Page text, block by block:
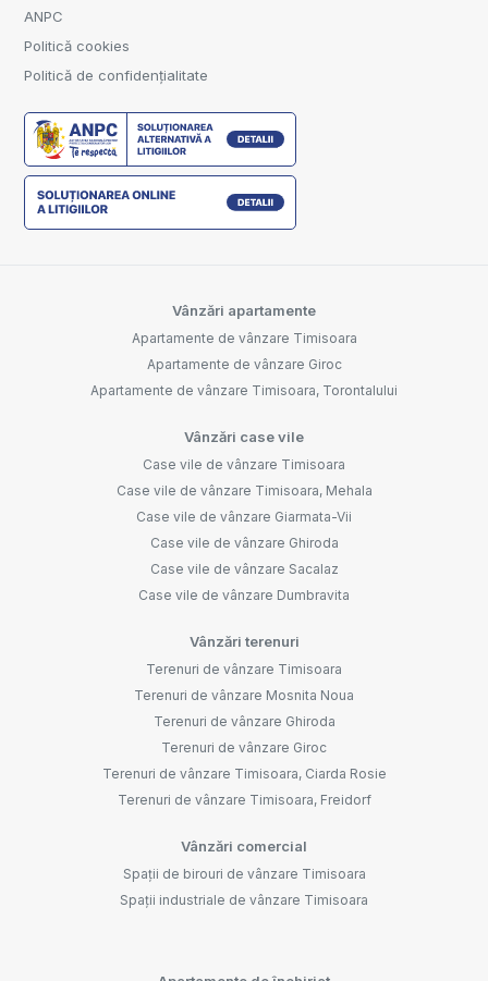
ANPC
Politică cookies
Politică de confidențialitate
Vânzări apartamente
Apartamente de vânzare Timisoara
Apartamente de vânzare Giroc
Apartamente de vânzare Timisoara, Torontalului
Vânzări case vile
Case vile de vânzare Timisoara
Case vile de vânzare Timisoara, Mehala
Case vile de vânzare Giarmata-Vii
Case vile de vânzare Ghiroda
Case vile de vânzare Sacalaz
Case vile de vânzare Dumbravita
Vânzări terenuri
Terenuri de vânzare Timisoara
Terenuri de vânzare Mosnita Noua
Terenuri de vânzare Ghiroda
Terenuri de vânzare Giroc
Terenuri de vânzare Timisoara, Ciarda Rosie
Terenuri de vânzare Timisoara, Freidorf
Vânzări comercial
Spații de birouri de vânzare Timisoara
Spații industriale de vânzare Timisoara